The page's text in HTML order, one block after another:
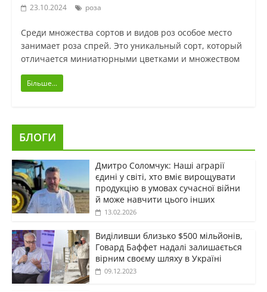
23.10.2024 роза
Среди множества сортов и видов роз особое место
занимает роза спрей. Это уникальный сорт, который
отличается миниатюрными цветками и множеством
Більше...
БЛОГИ
Дмитро Соломчук: Наші аграрії
єдині у світі, хто вміє вирощувати
продукцію в умовах сучасної війни
й може навчити цього інших
13.02.2026
Виділивши близько $500 мільйонів,
Говард Баффет надалі залишається
вірним своєму шляху в Україні
09.12.2023